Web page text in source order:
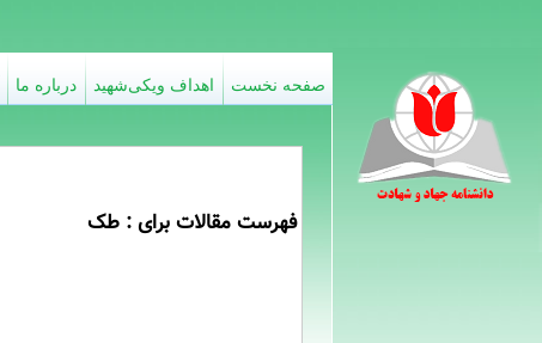
فهرست مقالات برای : طک
درباره ما اهداف ویکی‌شهید صفحه نخست